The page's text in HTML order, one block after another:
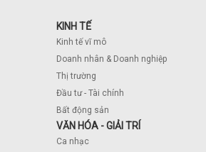
KINH TẾ
Kinh tế vĩ mô
Doanh nhân & Doanh nghiệp
Thị trường
Đầu tư - Tài chính
Bất động sản
VĂN HÓA - GIẢI TRÍ
Ca nhạc